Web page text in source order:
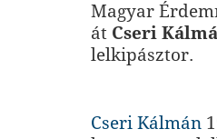
Magyar
át Cseri
lelkipásztor.
Cseri Kálmán